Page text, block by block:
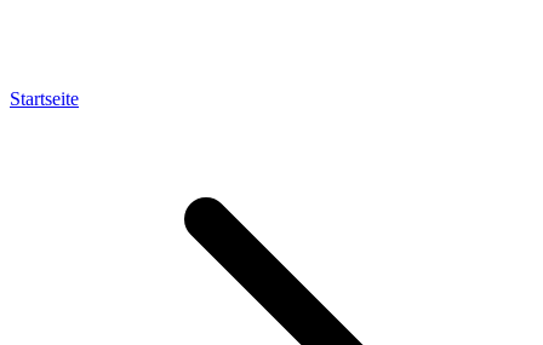
Startseite